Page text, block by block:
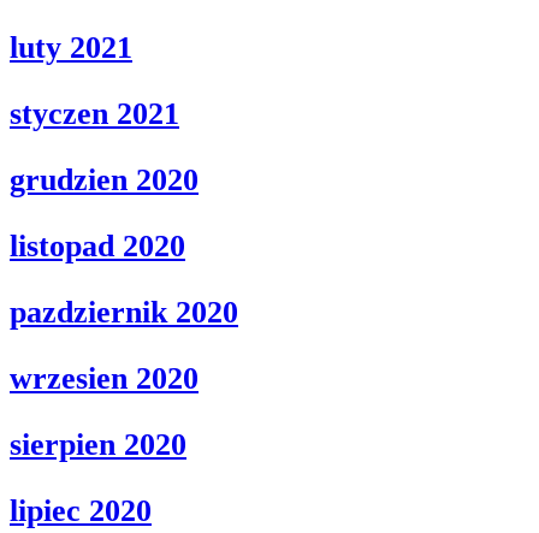
luty 2021
styczen 2021
grudzien 2020
listopad 2020
pazdziernik 2020
wrzesien 2020
sierpien 2020
lipiec 2020